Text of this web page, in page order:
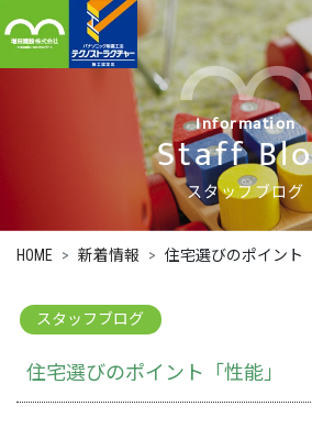
Information
Staff
スタッフブログ
HOME 新着情報 住宅選びのポイント
スタッフブログ
住宅選びのポイント「性能」